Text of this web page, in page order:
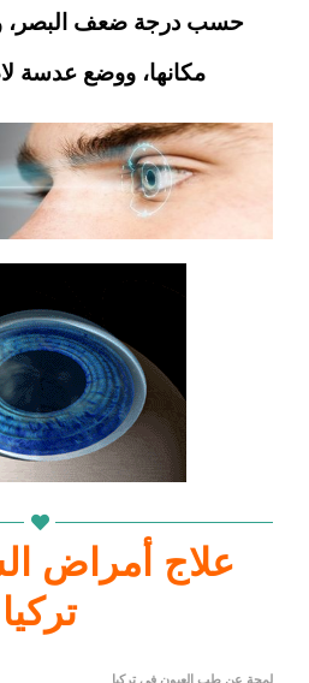
حسب درجة ضعف البصر،
مكانها، ووضع عدسة
علاج أمراض
تركيا
لمحة عن طب العيون في تركيا